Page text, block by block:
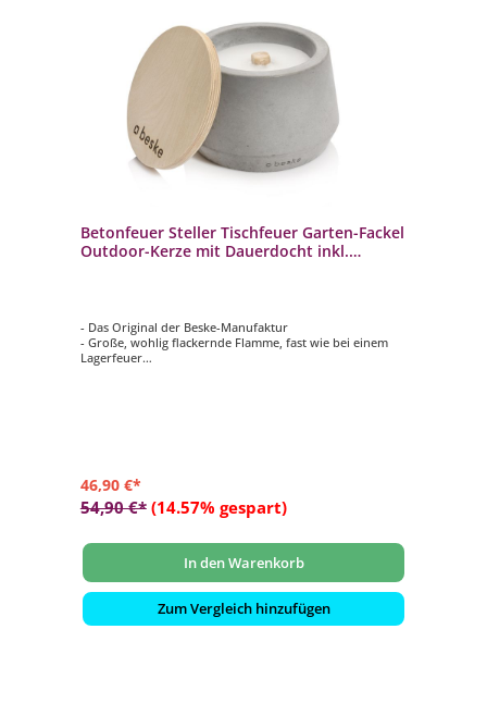
Betonfeuer Steller Tischfeuer Garten-Fackel
Outdoor-Kerze mit Dauerdocht inkl.
- Das Original der Beske-Manufaktur
- Große, wohlig flackernde Flamme, fast wie bei einem
Lagerfeuer
46,90 €*
54,90 €* (14.57% gespart)
In den Warenkorb
Zum Vergleich hinzufügen